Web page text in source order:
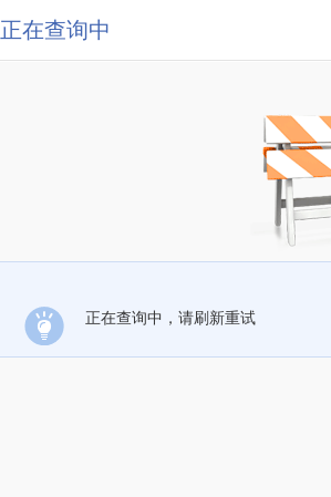
正在查询中
正在查询中，请刷新重试